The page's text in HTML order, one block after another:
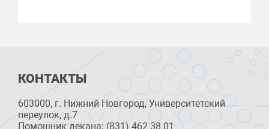
КОНТАКТЫ
603000, г. Нижний Новгород, Университетский
переулок, д.7
Помощник декана: (831) 462 38 01